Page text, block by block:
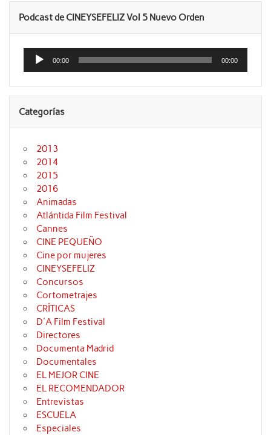
Podcast de CINEYSEFELIZ Vol 5 Nuevo Orden
Reproductor
audio
00:00 00:00
Categorías
2013
2014
2015
2016
Animadas
Atlántida Film Festival
Cannes
CINE PEQUEÑO
Cine por mujeres
CINEYSEFELIZ
Concursos
Cortometrajes
CRÍTICAS
D'A Film Festival
Directores
Documenta Madrid
Documentales
EL MEJOR CINE
EL RECOMENDADOR
Entrevistas
ESCUELA
Especiales